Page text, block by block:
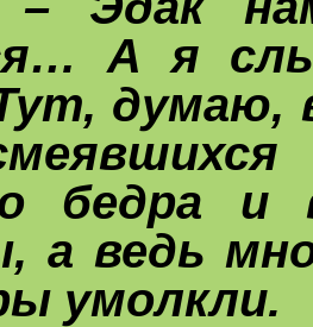
А я
думаю,
бедра и
а ведь
умолкли.